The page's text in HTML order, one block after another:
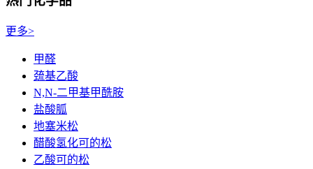
更多>
甲醛
巯基乙酸
N,N-二甲基甲酰胺
盐酸胍
地塞米松
醋酸氢化可的松
乙酸可的松